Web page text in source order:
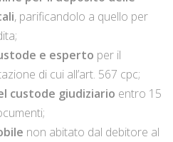
, parificandolo a quello per
e esperto per il
di cui all’art. 567 cpc;
custode giudiziario entro 15
non abitato dal debitore al